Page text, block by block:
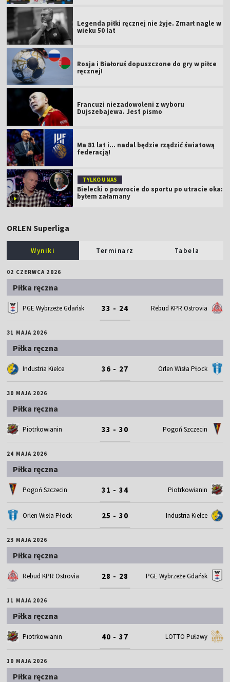
Legenda piłki ręcznej nie żyje. Zmarł nagle w
wieku 50 lat
Rosja i Białoruś dopuszczone do gry w piłce
ręcznej!
Francuzi niezadowoleni z wyboru
Dujszebajewa. Jest pismo
Ma 81 lat i... nadal będzie rządzić światową
federacją!
TYLKO U NAS
Bielecki o powrocie do sportu po utracie oka:
byłem załamany
ORLEN Superliga
Wyniki Terminarz Tabela
02 CZERWCA 2026
Piłka ręczna
PGE Wybrzeże Gdańsk 33 - 24 Rebud KPR Ostrovia
31 MAJA 2026
Piłka ręczna
Industria Kielce 36 - 27 Orlen Wisła Płock
30 MAJA 2026
Piłka ręczna
Piotrkowianin 33 - 30 Pogoń Szczecin
24 MAJA 2026
Piłka ręczna
Pogoń Szczecin 31 - 34 Piotrkowianin
Orlen Wisła Płock 25 - 30 Industria Kielce
23 MAJA 2026
Piłka ręczna
Rebud KPR Ostrovia 28 - 28 PGE Wybrzeże Gdańsk
11 MAJA 2026
Piłka ręczna
Piotrkowianin 40 - 37 LOTTO Puławy
10 MAJA 2026
Piłka ręczna